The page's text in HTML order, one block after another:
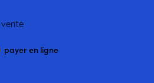
payer en ligne